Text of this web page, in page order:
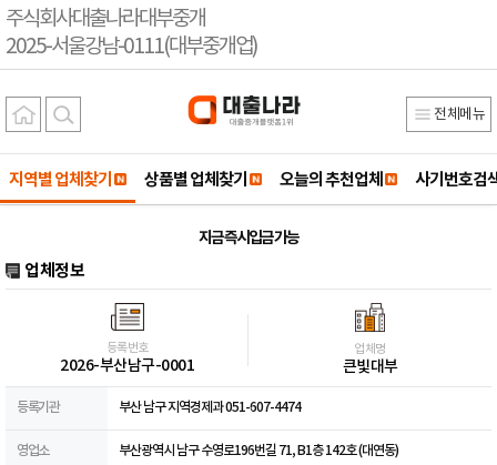
주식회사대출나라대부중개
2025-서울강남-0111(대부중개업)
전체메뉴
지역별 업체찾기 상품별 업체찾기 오늘의 추천업체 사기번호검
지금 즉시입금 가능
업체정보
등록번호
2026-부산남구-0001
업체명
큰빛대부
등록기관 부산 남구 지역경제과 051-607-4474
영업소 부산광역시 남구 수영로196번길 71, B1층 142호 (대연동)